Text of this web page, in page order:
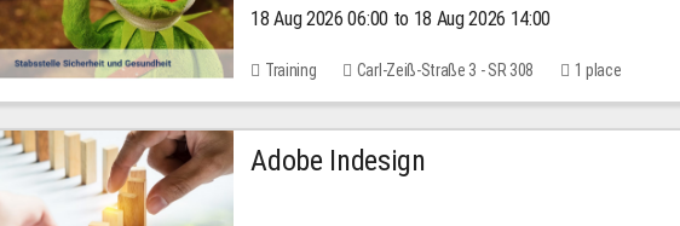
18 Aug 2026 06:00 to 18 Aug 2026 14:00
Training Carl-Zeiß-Straße 3 - SR 308 1 place
Adobe Indesign